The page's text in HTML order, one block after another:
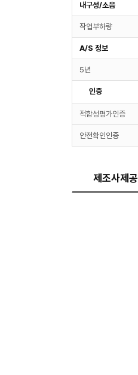
내구성/소음
작업부하량
A/S 정보
5년
인증
적합성평가인증
안전확인인증
제조사제공